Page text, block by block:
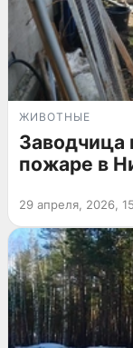
ЖИВОТНЫЕ
Заводчица
пожаре в
29 апреля, 2026,